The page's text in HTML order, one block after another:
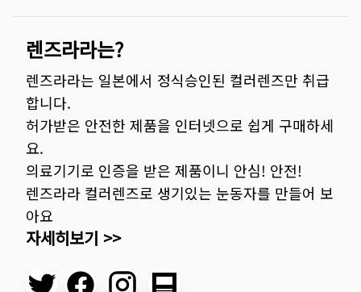
렌즈라라는?
렌즈라라는 일본에서 정식승인된 컬러렌즈만 취급
합니다.
허가받은 안전한 제품을 인터넷으로 쉽게 구매하세
요.
의료기기로 인증을 받은 제품이니 안심! 안전!
렌즈라라 컬러렌즈로 생기있는 눈동자를 만들어 보
아요
자세히보기 >>